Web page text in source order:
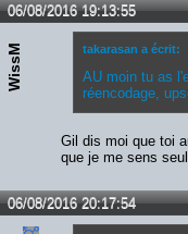
06/08/2016 19:13:55
WissM takarasan a écrit:
AU moin tu as
réencodage,
Gil dis moi que toi
que je me sens seul
06/08/2016 20:17:54